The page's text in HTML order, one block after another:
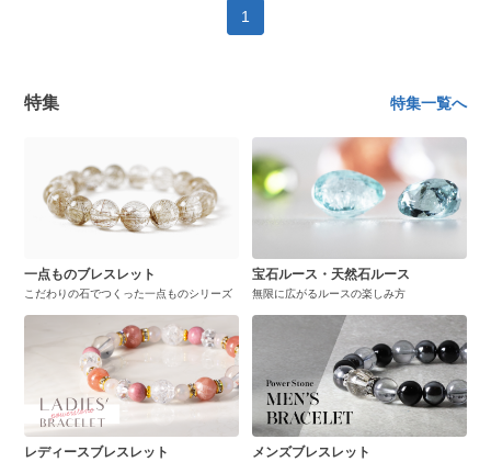
1
特集 特集一覧へ
一点ものブレスレット
こだわりの石でつくった一点ものシリーズ
宝石ルース・天然石ルース
無限に広がるルースの楽しみ方
レディースブレスレット メンズブレスレット